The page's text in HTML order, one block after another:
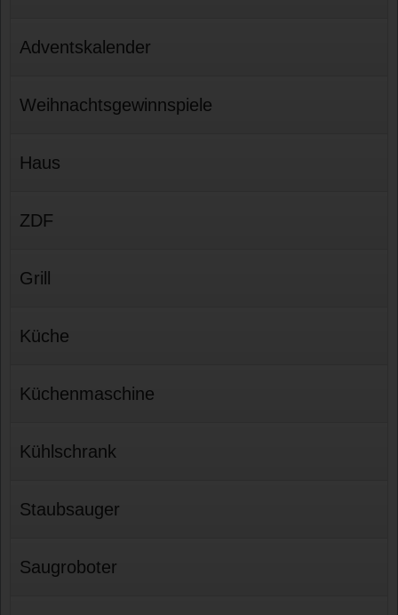
Adventskalender
Weihnachtsgewinnspiele
Haus
ZDF
Grill
Küche
Küchenmaschine
Kühlschrank
Staubsauger
Saugroboter